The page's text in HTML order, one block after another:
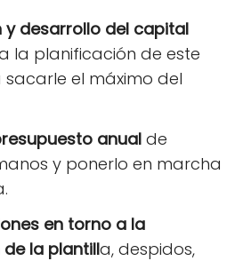
y desarrollo del capital
la planificación de este
el máximo del
anualde
y ponerlo en marcha
en torno a la
la plantilla, despidos,